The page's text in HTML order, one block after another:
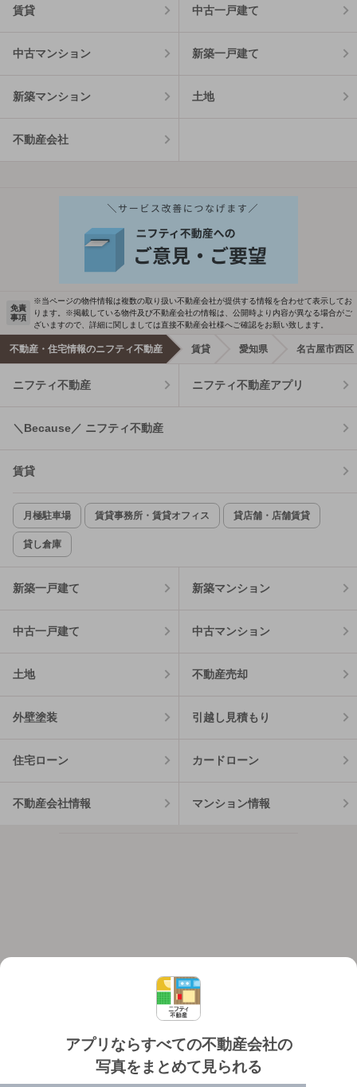
賃貸 中古一戸建て
中古マンション 新築一戸建て
新築マンション 土地
不動産会社
アプリならすべての不動産会社の
写真をまとめて見られる
免責
事項
※当ページの物件情報は複数の取り扱い不動産会社が提供する情報を合わせて表示してお
ります。※掲載している物件及び不動産会社の情報は、公開時より内容が異なる場合がご
ざいますので、詳細に関しましては直接不動産会社様へご確認をお願い致します。
不動産・住宅情報のニフティ不動産 賃貸 愛知県 名古屋市西区
ニフティ不動産 ニフティ不動産アプリ
＼Because／ ニフティ不動産
賃貸
月極駐車場 賃貸事務所・賃貸オフィス 貸店舗・店舗賃貸
貸し倉庫
新築一戸建て 新築マンション
中古一戸建て 中古マンション
土地 不動産売却
外壁塗装 引越し見積もり
住宅ローン カードローン
不動産会社情報 マンション情報
個人情報保護ポリシー 利用規約